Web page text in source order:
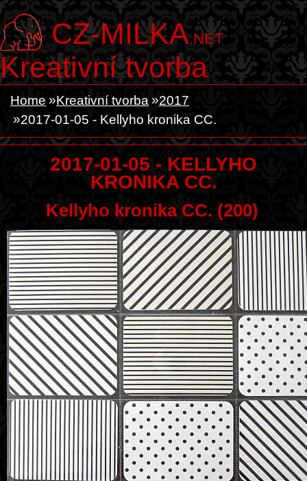
CZ-MILKA.NET
Kreativní tvorba
Home Kreativní tvorba
2017
2017-01-05 - Kellyho kronika CC.
2017-01-05 - KELLYHO
KRONIKA CC.
Kellyho kronika CC. (200)